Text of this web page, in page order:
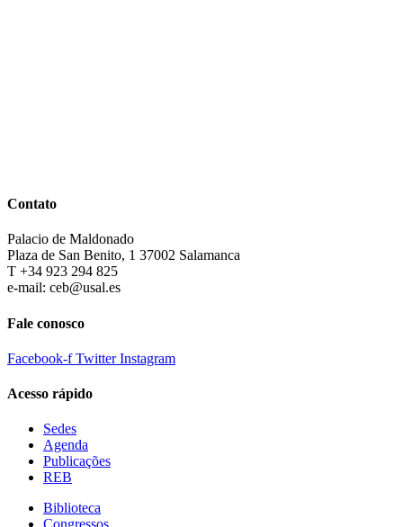
Contato
Palacio de Maldonado
Plaza de San Benito, 1 37002 Salamanca
T +34 923 294 825
e-mail: ceb@usal.es
Fale conosco
Facebook-f Twitter Instagram
Acesso rápido
Sedes
Agenda
Publicações
REB
Biblioteca